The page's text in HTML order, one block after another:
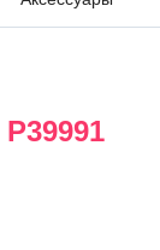
P39991